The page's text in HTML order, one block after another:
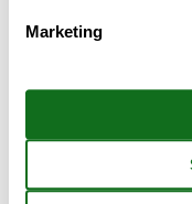
Objectinfo -
Marketing